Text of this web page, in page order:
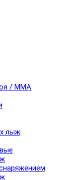
/ ММА
лыж